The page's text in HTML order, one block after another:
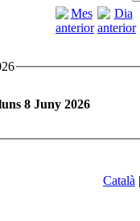
8 Juny 2026
Català